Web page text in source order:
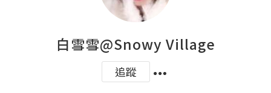
白雪雪@Snowy Village
追蹤